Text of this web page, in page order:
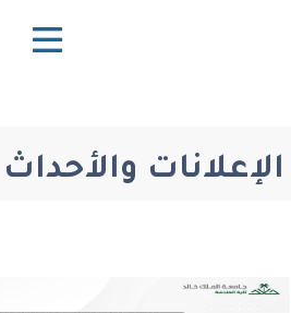
الإعلانات والأحداث